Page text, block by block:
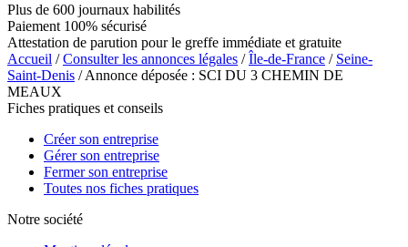
Plus de 600 journaux habilités
Paiement 100% sécurisé
Attestation de parution pour le greffe immédiate et gratuite
Accueil /Consulter les annonces légales /Île-de-France / Seine-
Saint-Denis / Annonce déposée : SCI DU 3 CHEMIN DE
MEAUX
Fiches pratiques et conseils
Créer son entreprise
Gérer son entreprise
Fermer son entreprise
Toutes nos fiches pratiques
Notre société